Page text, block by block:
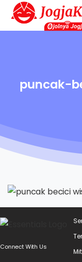
puncak-
Connect With Us